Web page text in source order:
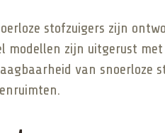
stofzuigers zijn
modellen zijn uitgerust
van snoerloze